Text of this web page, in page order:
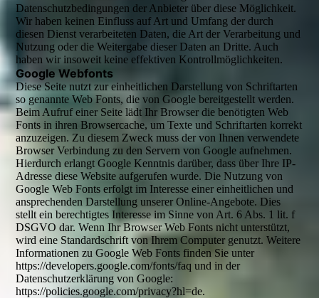
Datenschutzbedingungen der Anbieter über diese Möglichkeit.
Wir haben keinen Einfluss auf Art und Umfang der durch
diesen Dienst verarbeiteten Daten, die Art der Verarbeitung und
Nutzung oder die Weitergabe dieser Daten an Dritte. Auch
haben wir insoweit keine effektiven Kontrollmöglichkeiten.
Google Webfonts
Diese Seite nutzt zur einheitlichen Darstellung von Schriftarten
so genannte Web Fonts, die von Google bereitgestellt werden.
Beim Aufruf einer Seite lädt Ihr Browser die benötigten Web
Fonts in ihren Browsercache, um Texte und Schriftarten korrekt
anzuzeigen. Zu diesem Zweck muss der von Ihnen verwendete
Browser Verbindung zu den Servern von Google aufnehmen.
Hierdurch erlangt Google Kenntnis darüber, dass über Ihre IP-
Adresse diese Website aufgerufen wurde. Die Nutzung von
Google Web Fonts erfolgt im Interesse einer einheitlichen und
ansprechenden Darstellung unserer Online-Angebote. Dies
stellt ein berechtigtes Interesse im Sinne von Art. 6 Abs. 1 lit. f
DSGVO dar. Wenn Ihr Browser Web Fonts nicht unterstützt,
wird eine Standardschrift von Ihrem Computer genutzt. Weitere
Informationen zu Google Web Fonts finden Sie unter
https://developers.google.com/fonts/faq und in der
Datenschutzerklärung von Google:
https://policies.google.com/privacy?hl=de.